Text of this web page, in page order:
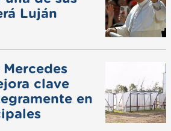
Luján
clave
en